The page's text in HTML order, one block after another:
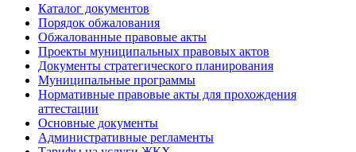
Каталог документов
Порядок обжалования
Обжалованные правовые акты
Проекты муниципальных правовых актов
Документы стратегического планирования
Муниципальные программы
Нормативные правовые акты для прохождения
аттестации
Основные документы
Административные регламенты